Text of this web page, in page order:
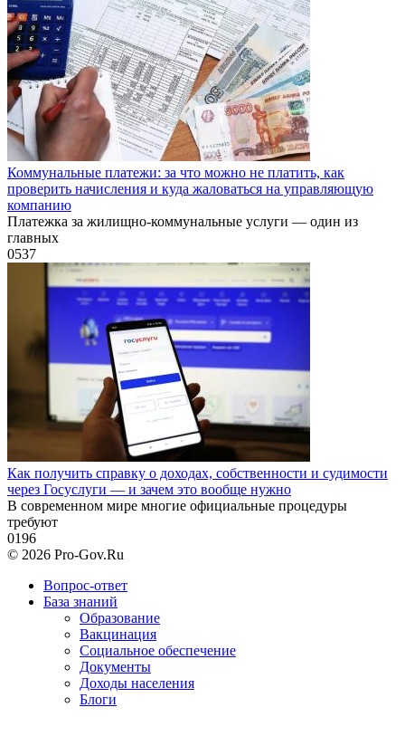
Коммунальные платежи: за что можно не платить, как
проверить начисления и куда жаловаться на управляющую
компанию
Платежка за жилищно-коммунальные услуги — один из
главных
0537
Как получить справку о доходах, собственности и судимости
через Госуслуги — и зачем это вообще нужно
В современном мире многие официальные процедуры
требуют
0196
© 2026 Pro-Gov.Ru
Вопрос-ответ
База знаний
Образование
Вакцинация
Социальное обеспечение
Документы
Доходы населения
Блоги